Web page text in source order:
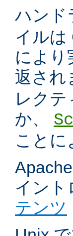
ハンド
イルは
により
返され
レク
か、
こと
イント
テンツ